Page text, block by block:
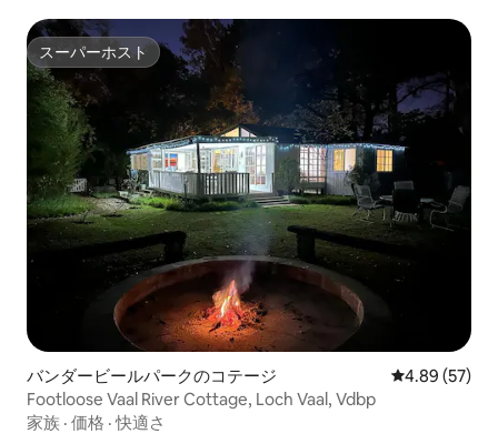
スーパーホスト
スーパーホスト
バンダービールパークのコテージ レビュー57
4.89 (57)
Footloose Vaal River Cottage, Loch Vaal, Vdbp
家族 · 価格 ·快適さ